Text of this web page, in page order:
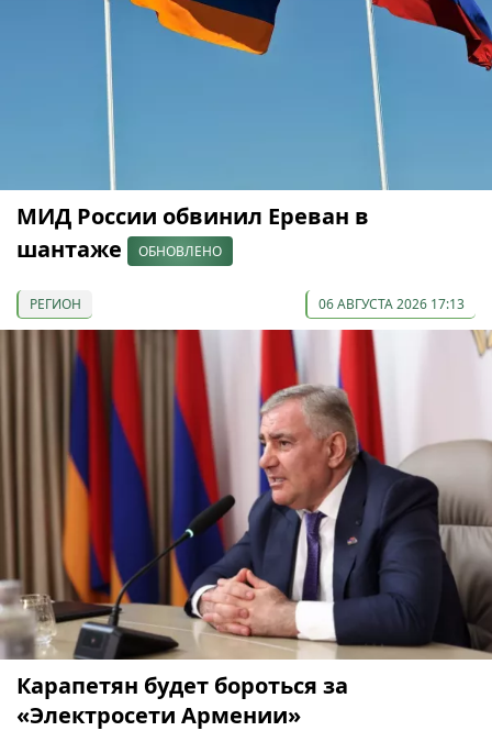
МИД России обвинил Ереван в
шантаже
ОБНОВЛЕНО
РЕГИОН 06 АВГУСТА 2026 17:13
Карапетян будет бороться за
«Электросети Армении»